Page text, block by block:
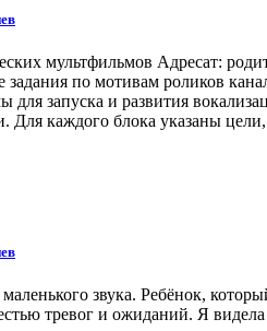
мультфильмов Адресат:
по мотивам роликов
для запуска и развития
Для каждого блока указаны
звука. Ребёнок,
тревог и ожиданий. Я